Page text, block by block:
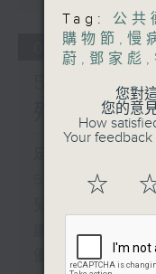
06/08/
5歲男童
殘酷對待
足本 Full
5歲男童被虐
議員關注教科
優化學校書
Tag: 公共
購物節 , 慢
蔚 , 鄧家彪 ,
您對
您的意
How
Your
☆